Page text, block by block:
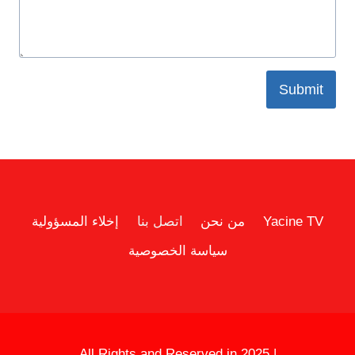
Submit
Yacine TV من نحن اتصل بنا
إخلاء المسؤولية
سياسة الخصوصية